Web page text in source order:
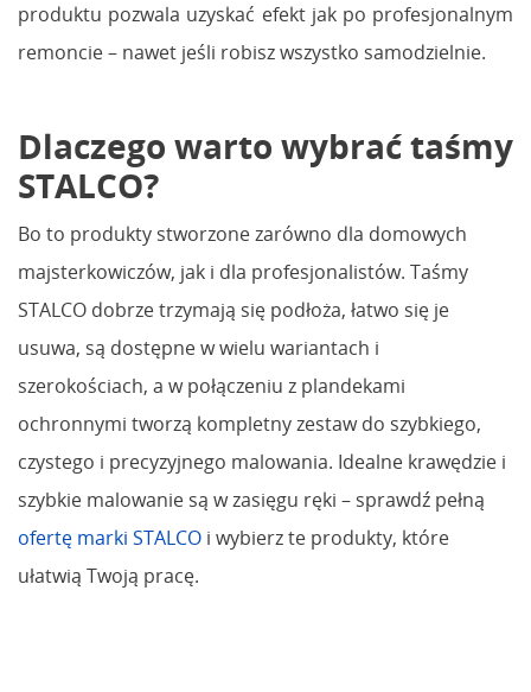
produktu pozwala uzyskać efekt jak po profesjonalnym
remoncie – nawet jeśli robisz wszystko samodzielnie.
Dlaczego warto wybrać taśmy
STALCO?
Bo to produkty stworzone zarówno dla domowych
majsterkowiczów, jak i dla profesjonalistów. Taśmy
STALCO dobrze trzymają się podłoża, łatwo się je
usuwa, są dostępne w wielu wariantach i
szerokościach, a w połączeniu z plandekami
ochronnymi tworzą kompletny zestaw do szybkiego,
czystego i precyzyjnego malowania. Idealne krawędzie i
szybkie malowanie są w zasięgu ręki – sprawdź pełną
ofertę marki STALCO i wybierz te produkty, które
ułatwią Twoją pracę.